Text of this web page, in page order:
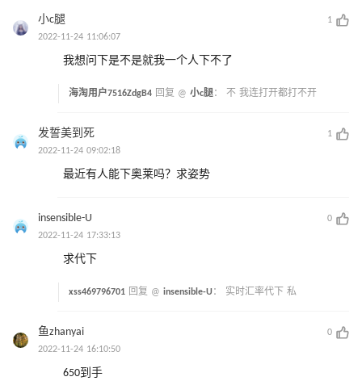
小c腿
1
2022-11-24 11:06:07
我想问下是不是就我一个人下不了
海淘用户7516ZdgB4 回复 @ 小c腿： 不 我连打开都打不开
发誓美到死
1
2022-11-24 09:02:18
最近有人能下奥莱吗？求姿势
insensible-U
0
2022-11-24 17:33:13
求代下
xss469796701 回复 @ insensible-U： 实时汇率代下 私
鱼zhanyai
0
2022-11-24 16:10:50
650到手